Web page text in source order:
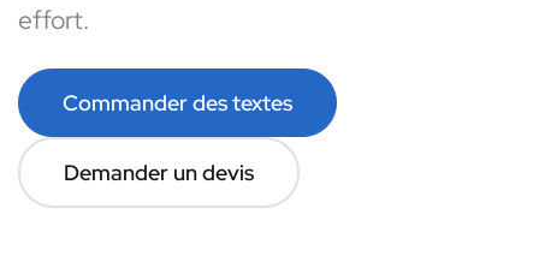
effort.
Commander des textes
Demander un devis